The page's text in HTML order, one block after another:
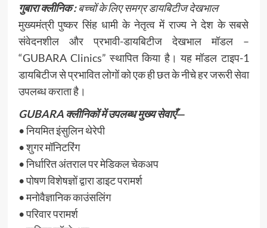
गुबारा क्लीनिक :बच्चों के लिए समग्र डायबिटीज देखभाल
मुख्यमंत्री पुष्कर सिंह धामी के नेतृत्व में राज्य ने देश के सबसे
संवेदनशील और प्रभावी-डायबिटीज देखभाल मॉडल –
“GUBARA Clinics” स्थापित किया है। यह मॉडल टाइप-1
डायबिटीज से प्रभावित लोगों को एक ही छत के नीचे हर जरूरी सेवा
उपलब्ध कराता है।
GUBARA क्लीनिकों में उपलब्ध मुख्य सेवाएँ—
• नियमित इंसुलिन थेरेपी
• शुगर मॉनिटरिंग
• निर्धारित अंतराल पर मेडिकल चेकअप
• पोषण विशेषज्ञों द्वारा डाइट परामर्श
• मनोवैज्ञानिक काउंसलिंग
• परिवार परामर्श